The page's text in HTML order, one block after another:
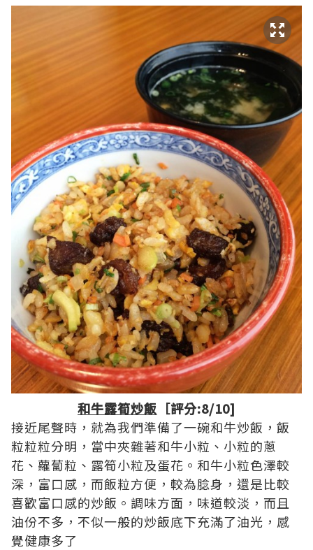
和牛露筍炒飯 ［評分:8/10]
接近尾聲時，就為我們準備了一碗和牛炒飯，飯
粒粒粒分明，當中夾雜著和牛小粒、小粒的蔥
花、蘿蔔粒、露筍小粒及蛋花。和牛小粒色澤較
深，富口感，而飯粒方便，較為腍身，還是比較
喜歡富口感的炒飯。調味方面，味道較淡，而且
油份不多，不似一般的炒飯底下充滿了油光，感
覺健康多了